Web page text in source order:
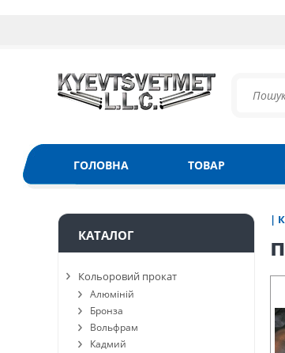
ГОЛОВНА ТОВАР
|
КАТАЛОГ
Кольоровий прокат
Алюміній
Бронза
Вольфрам
Кадмий